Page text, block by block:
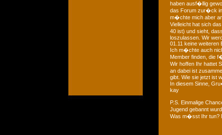
haben ausf�llig
das Forum zur�ck
m�chte mich aber
Vielleicht hat sich
40 ist) und sieht,
loszulassen. Wir
01.11 keine weiteren
Ich m�chte auch
Member finden, die
Wir hoffen Ihr hattet
an dabei ist
gibt. Wie sie jetzt ist
In diesem Sinne,
kay
P.S. Einmalige
Jugend gebannt
Was m�sst Ihr tun?